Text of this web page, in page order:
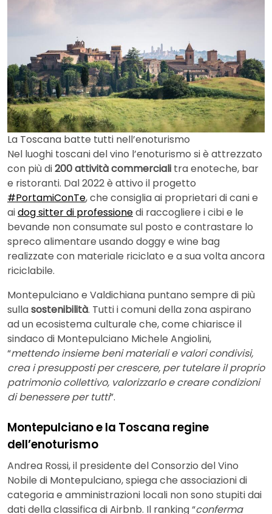
La Toscana batte tutti nell’enoturismo
Nel luoghi toscani del vino l’enoturismo si è attrezzato
con più di200 attività commerciali tra enoteche, bar
e ristoranti. Dal 2022 è attivo il progetto
#PortamiConTe, che consiglia ai proprietari di cani e
aidog sitter di professionedi raccogliere i cibi e le
bevande non consumate sul posto e contrastare lo
spreco alimentare usando doggy e wine bag
realizzate con materiale riciclato e a sua volta ancora
riciclabile.
Montepulciano e Valdichiana puntano sempre di più
sullasostenibilità. Tutti i comuni della zona aspirano
ad un ecosistema culturale che, come chiarisce il
sindaco di Montepulciano Michele Angiolini,
“mettendo insieme beni materiali e valori condivisi,
crea i presupposti per crescere, per tutelare il proprio
patrimonio collettivo, valorizzarlo e creare condizioni
di benessere per tutti”.
Montepulciano e la Toscana regine
dell’enoturismo
Andrea Rossi, il presidente del Consorzio del Vino
Nobile di Montepulciano, spiega che associazioni di
categoria e amministrazioni locali non sono stupiti dai
dati della classifica di Airbnb. Il ranking “conferma